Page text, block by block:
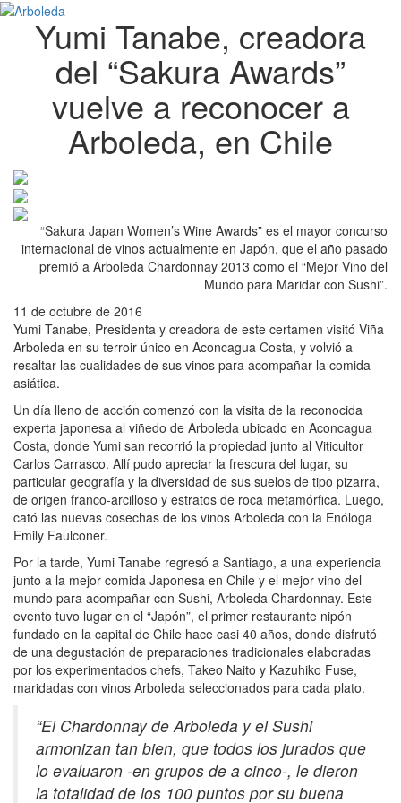
Yumi Tanabe, creadora
del “Sakura Awards”
vuelve a reconocer a
Arboleda, en Chile
“Sakura Japan Women’s Wine Awards” es el mayor concurso
internacional de vinos actualmente en Japón, que el año pasado
premió a Arboleda Chardonnay 2013 como el “Mejor Vino del
Mundo para Maridar con Sushi”.
11 de octubre de 2016
Yumi Tanabe, Presidenta y creadora de este certamen visitó Viña
Arboleda en su terroir único en Aconcagua Costa, y volvió a
resaltar las cualidades de sus vinos para acompañar la comida
asiática.
Un día lleno de acción comenzó con la visita de la reconocida
experta japonesa al viñedo de Arboleda ubicado en Aconcagua
Costa, donde Yumi san recorrió la propiedad junto al Viticultor
Carlos Carrasco. Allí pudo apreciar la frescura del lugar, su
particular geografía y la diversidad de sus suelos de tipo pizarra,
de origen franco-arcilloso y estratos de roca metamórfica. Luego,
cató las nuevas cosechas de los vinos Arboleda con la Enóloga
Emily Faulconer.
Por la tarde, Yumi Tanabe regresó a Santiago, a una experiencia
junto a la mejor comida Japonesa en Chile y el mejor vino del
mundo para acompañar con Sushi, Arboleda Chardonnay. Este
evento tuvo lugar en el “Japón”, el primer restaurante nipón
fundado en la capital de Chile hace casi 40 años, donde disfrutó
de una degustación de preparaciones tradicionales elaboradas
por los experimentados chefs, Takeo Naito y Kazuhiko Fuse,
maridadas con vinos Arboleda seleccionados para cada plato.
“El Chardonnay de Arboleda y el Sushi
armonizan tan bien, que todos los jurados que
lo evaluaron -en grupos de a cinco-, le dieron
la totalidad de los 100 puntos por su buena